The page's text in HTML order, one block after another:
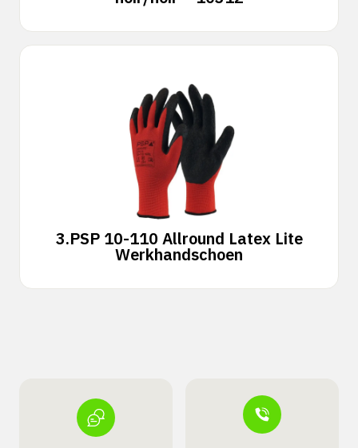
3.PSP 10-110 Allround Latex Lite
Werkhandschoen